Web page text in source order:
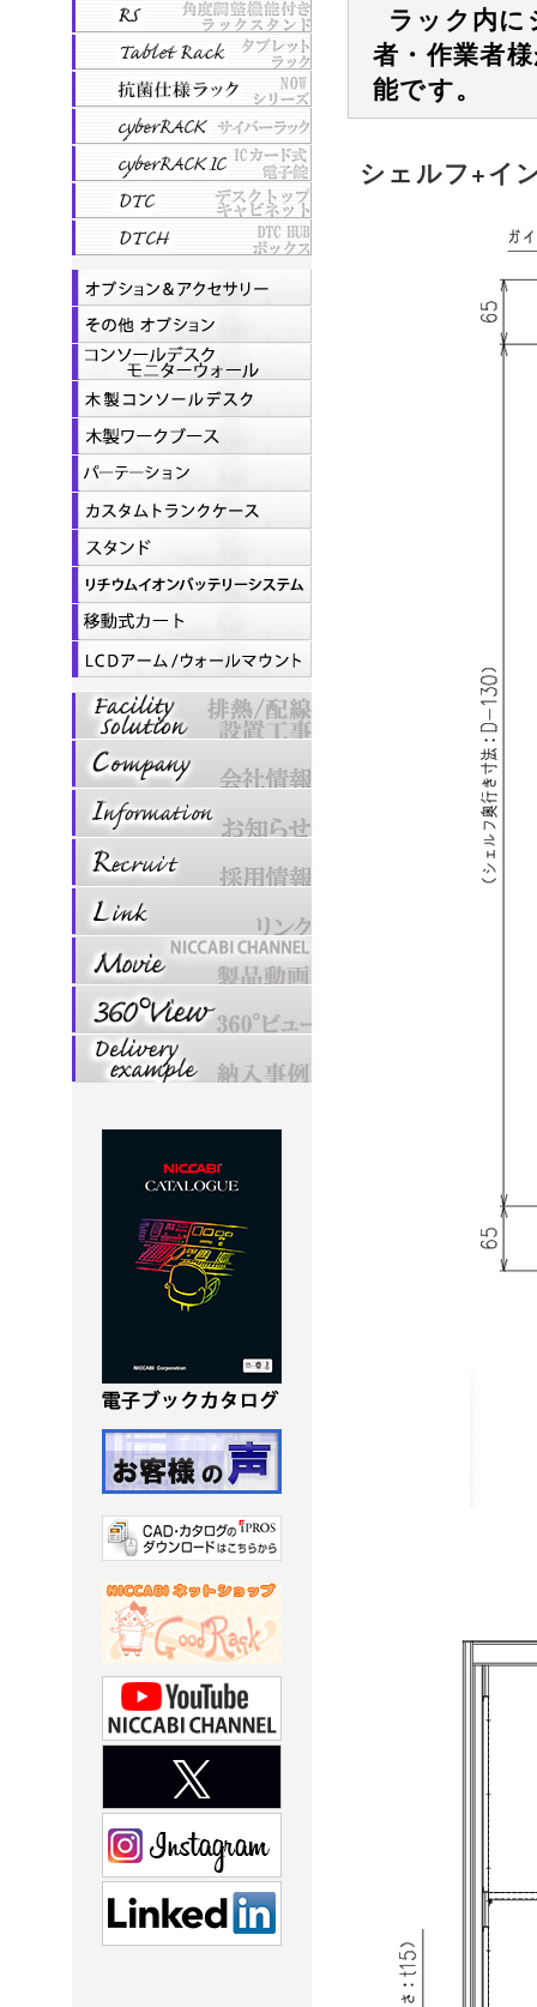
ラック内に
者・作業者
能です。
シェルフ+イ